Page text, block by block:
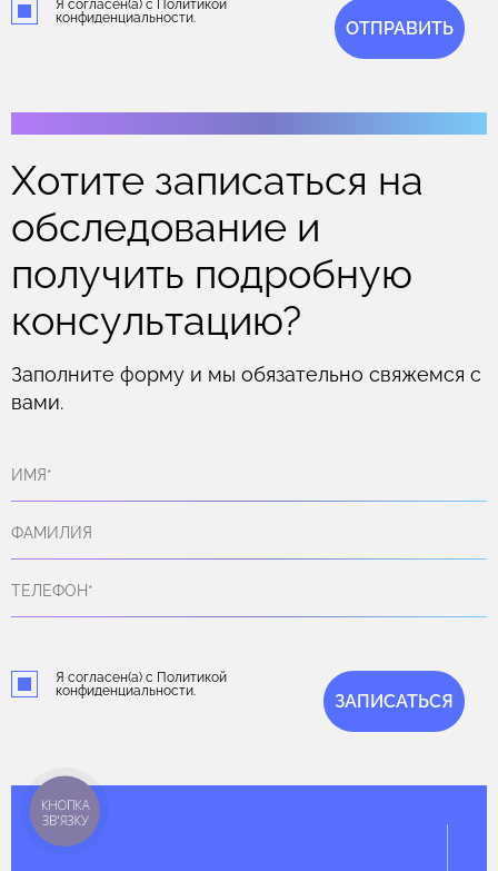
Я согласен(а) с Политикой
конфиденциальности.
ОТПРАВИТЬ
Хотите записаться на
обследование и
получить подробную
консультацию?
Заполните форму и мы обязательно свяжемся с
вами.
Я согласен(а) с Политикой
конфиденциальности.
ЗАПИСАТЬСЯ
КНОПКА
ЗВ'ЯЗКУ